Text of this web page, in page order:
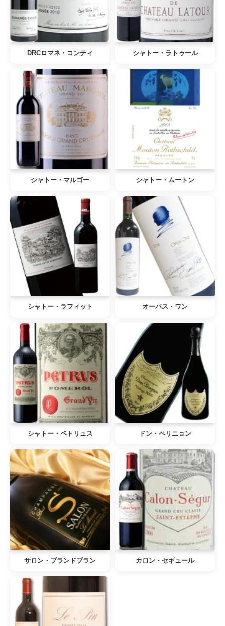
DRCロマネ・コンティ シャトー・ラトゥール
シャトー・マルゴー シャトー・ムートン
シャトー・ラフィット オーパス・ワン
シャトー・ペトリュス ドン・ペリニョン
サロン・ブランドブラン カロン・セギュール